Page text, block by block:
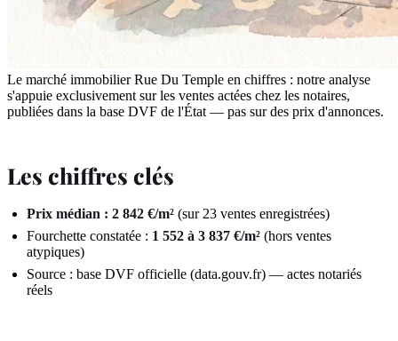
Le marché immobilier Rue Du Temple en chiffres : notre analyse
s'appuie exclusivement sur les ventes actées chez les notaires,
publiées dans la base DVF de l'État — pas sur des prix d'annonces.
Les chiffres clés
Prix médian : 2 842 €/m² (sur 23 ventes enregistrées)
Fourchette constatée : 1 552 à 3 837 €/m² (hors ventes
atypiques)
Source : base DVF officielle (data.gouv.fr) — actes notariés
réels